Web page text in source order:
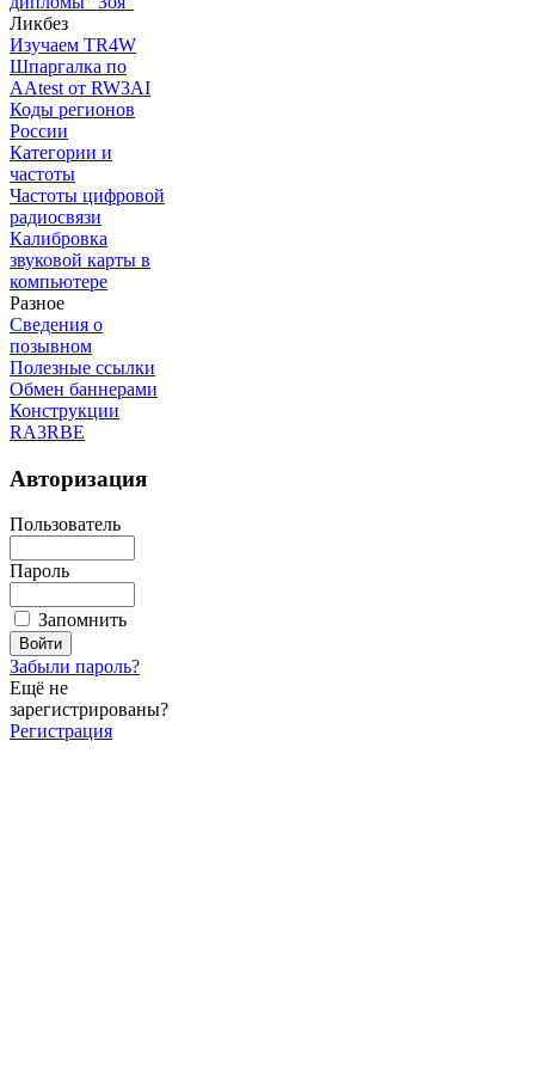
Ликбез
Изучаем TR4W
Шпаргалка по
AAtest от RW3AI
Коды регионов
России
Категории и
частоты
Частоты цифровой
радиосвязи
Калибровка
звуковой карты в
компьютере
Разное
Сведения о
позывном
Полезные ссылки
Обмен баннерами
Конструкции
RA3RBE
Авторизация
Пользователь
Пароль
Запомнить
Забыли пароль?
Ещё не
зарегистрированы?
Регистрация